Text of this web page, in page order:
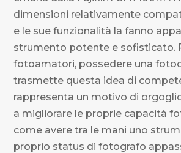
dimensioni relativamente
e le sue funzionalità la fanno
strumento potente e sofisticato.
fotoamatori, possedere una
trasmette questa idea di
rappresenta un motivo di
a migliorare le proprie capacità
come avere tra le mani uno
proprio status di fotografo